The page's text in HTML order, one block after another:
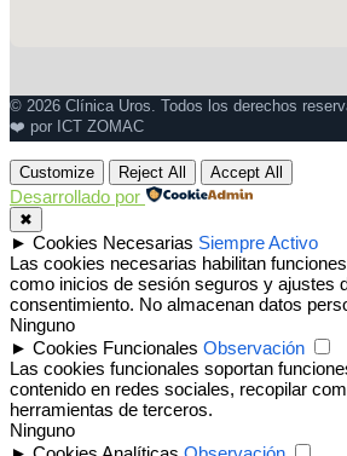
© 2026 Clínica Uros. Todos los derechos
❤️ por ICT ZOMAC
hacia
arriba
Customize Reject All Accept All
Desarrollado por
✖
► Cookies Necesarias Siempre Activo
Las cookies necesarias habilitan
como inicios de sesión seguros y ajustes
consentimiento. No almacenan datos
Ninguno
► Cookies Funcionales Observación
Las cookies funcionales soportan
contenido en redes sociales, recopilar
herramientas de terceros.
Ninguno